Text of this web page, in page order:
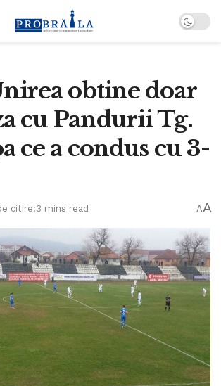
obtine doar
cu Pandurii Tg.
ce a condus cu 3-
citire:3 mins read AA